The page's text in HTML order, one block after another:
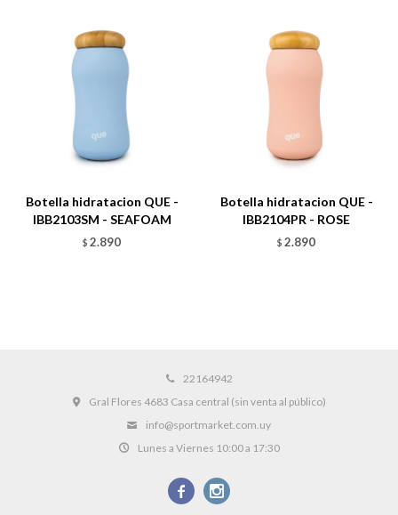
Botella hidratacion QUE -
IBB2103SM - SEAFOAM
$ 2.890
Botella hidratacion QUE -
IBB2104PR - ROSE
$ 2.890
22164942
Gral Flores 4683 Casa central (sin venta al público)
info@sportmarket.com.uy
Lunes a Viernes 10:00 a 17:30
 